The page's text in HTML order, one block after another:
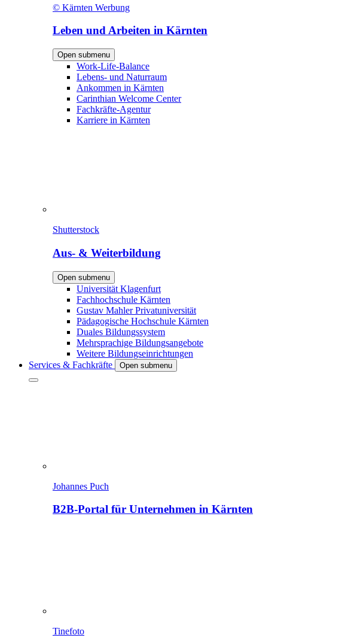
© Kärnten Werbung
Leben und Arbeiten in Kärnten
Open submenu
Work-Life-Balance
Lebens- und Naturraum
Ankommen in Kärnten
Carinthian Welcome Center
Fachkräfte-Agentur
Karriere in Kärnten
Shutterstock
Aus- & Weiterbildung
Open submenu
Universität Klagenfurt
Fachhochschule Kärnten
Gustav Mahler Privatuniversität
Pädagogische Hochschule Kärnten
Duales Bildungssystem
Mehrsprachige Bildungsangebote
Weitere Bildungseinrichtungen
Services & Fachkräfte
Open submenu
Johannes Puch
B2B-Portal für Unternehmen in Kärnten
Tinefoto